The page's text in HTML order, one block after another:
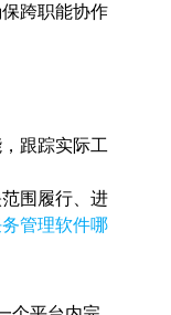
跨职能协作
跟踪实际工
围履行、进
管理软件哪